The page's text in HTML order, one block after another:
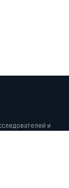
и
мошенников,